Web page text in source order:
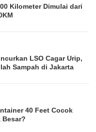
Kilometer Dimulai dari
LSO Cagar Urip,
Sampah di Jakarta
40 Feet Cocok
Besar?